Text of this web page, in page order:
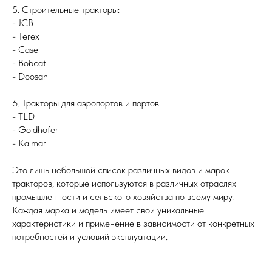
5. Строительные тракторы:
- JCB
- Terex
- Case
- Bobcat
- Doosan
6. Тракторы для аэропортов и портов:
- TLD
- Goldhofer
- Kalmar
Это лишь небольшой список различных видов и марок
тракторов, которые используются в различных отраслях
промышленности и сельского хозяйства по всему миру.
Каждая марка и модель имеет свои уникальные
характеристики и применение в зависимости от конкретных
потребностей и условий эксплуатации.